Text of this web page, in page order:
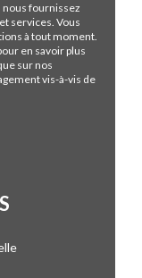
nous fournissez
services. Vous
à tout moment.
en savoir plus
sur nos
vis-à-vis de